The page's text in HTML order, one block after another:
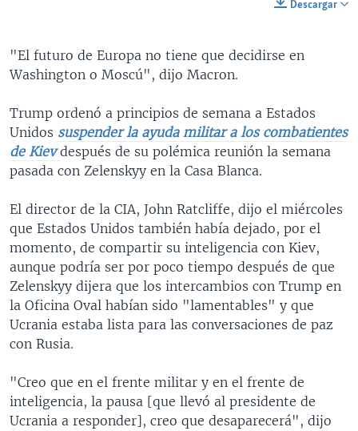
Auto 240p 360p 480p480p
1080p
Descargar
"El futuro de Europa no tiene que decidirse en
Washington o Moscú", dijo Macron.
Trump ordenó a principios de semana a Estados
Unidos suspender la ayuda militar a los combatientes
de Kiev después de su polémica reunión la semana
pasada con Zelenskyy en la Casa Blanca.
El director de la CIA, John Ratcliffe, dijo el miércoles
que Estados Unidos también había dejado, por el
momento, de compartir su inteligencia con Kiev,
aunque podría ser por poco tiempo después de que
Zelenskyy dijera que los intercambios con Trump en
la Oficina Oval habían sido "lamentables" y que
Ucrania estaba lista para las conversaciones de paz
con Rusia.
"Creo que en el frente militar y en el frente de
inteligencia, la pausa [que llevó al presidente de
Ucrania a responder], creo que desaparecerá", dijo